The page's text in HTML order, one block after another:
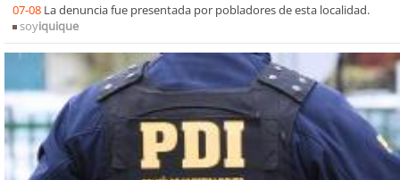
07-08 La denuncia fue presentada por pobladores de esta localidad.
soyiquique